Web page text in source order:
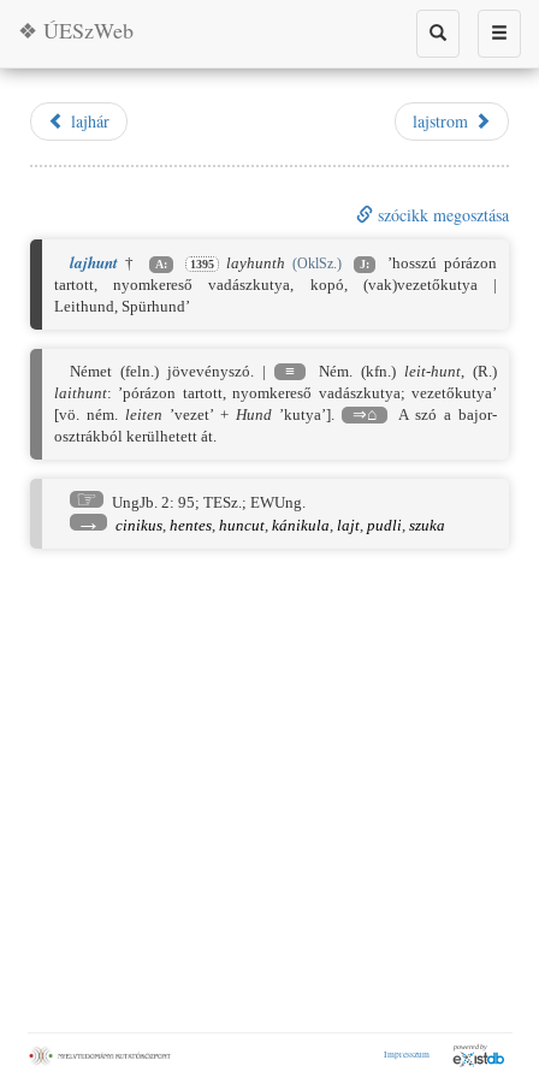
Toggle
Toggle
search
❖ ÚESzWeb
lajhár lajstrom
szócikk megosztása
lajhunt † A: 1395 layhunth (OklSz.) J:
’hosszú pórázon
tartott, nyomkereső vadászkutya, kopó, (vak)vezetőkutya |
Leithund, Spürhund’
Német (feln.) jövevényszó. | ≡ Ném. (kfn.)leit-hunt, (R.)
laithunt: ’pórázon tartott, nyomkereső vadászkutya; vezetőkutya’
[vö. ném. leiten ’vezet’ + Hund ’kutya’]. ⇒⌂
A szó a bajor-
osztrákból kerülhetett át.
☞ UngJb. 2: 95;TESz.;EWUng.
→ cinikus,hentes,huncut,kánikula,lajt,pudli,szuka